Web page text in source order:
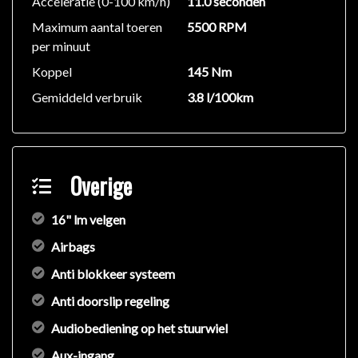
beslissing zouden kunnen beïnvloeden. Neem contact
op met de verkoper voor aanvullende vragen.
Maximum aantal toeren
per minuut
5500 RPM
Koppel
145 Nm
Gemiddeld verbruik
3.8 l/100km
Overige
16" lm velgen
Airbags
Anti blokkeer systeem
Anti doorslip regeling
Audiobediening op het stuurwiel